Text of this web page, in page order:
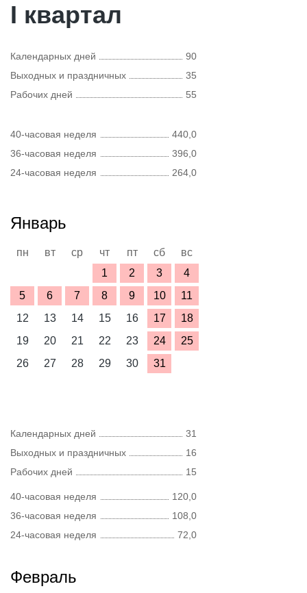
I квартал
Календарных дней
90
Выходных и праздничных
35
Рабочих дней
55
40-часовая неделя
440,0
36-часовая неделя
396,0
24-часовая неделя
264,0
Январь
пн вт ср чт пт сб
вс
1
2 3
4
5
6 7 8 9 10
11
12
13 14 15 16 17
18
19
20 21 22 23 24
25
26
27 28 29 30 31
Календарных дней
31
Выходных и праздничных
16
Рабочих дней
15
40-часовая неделя
120,0
36-часовая неделя
108,0
24-часовая неделя
72,0
Февраль